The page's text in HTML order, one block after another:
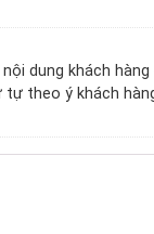
dung khách hàng
tự theo ý khách